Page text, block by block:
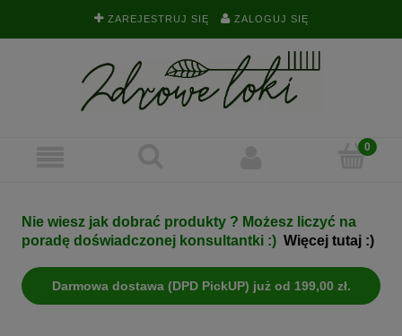
ZAREJESTRUJ SIĘ ZALOGUJ SIĘ
Nie wiesz jak dobrać produkty ? Możesz liczyć na
poradę doświadczonej konsultantki :) Więcej tutaj :)
Darmowa dostawa (DPD PickUP) już od 199,00 zł.